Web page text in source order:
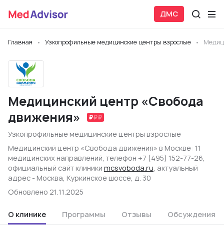
ДМС
Главная Узкопрофильные медицинские центры взрослые
Медицинский центр «Свобода
движения»
Узкопрофильные медицинские центры взрослые
Медицинский центр «Свобода движения» в Москве: 11
медицинских направлений, телефон +7 (495) 152-77-26,
официальный сайт клиники mcsvoboda.ru, актуальный
адрес - Москва, Куркинское шоссе, д. 30
Обновлено 21.11.2025
О клинике Программы Отзывы Обсуждения